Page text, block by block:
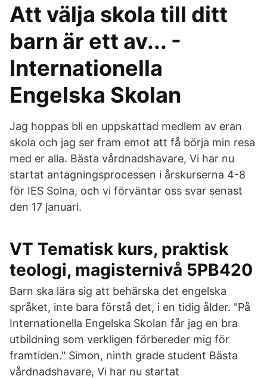
Att välja skola till ditt
barn är ett av... -
Internationella
Engelska Skolan
Jag hoppas bli en uppskattad medlem av eran
skola och jag ser fram emot att få börja min resa
med er alla. Bästa vårdnadshavare, Vi har nu
startat antagningsprocessen i årskurserna 4-8
för IES Solna, och vi förväntar oss svar senast
den 17 januari.
VT Tematisk kurs, praktisk
teologi, magisternivå 5PB420
Barn ska lära sig att behärska det engelska
språket, inte bara förstå det, i en tidig ålder. "På
Internationella Engelska Skolan får jag en bra
utbildning som verkligen förbereder mig för
framtiden." Simon, ninth grade student Bästa
vårdnadshavare, Vi har nu startat